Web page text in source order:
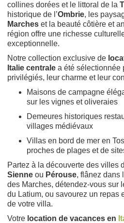
collines dorées et le littoral de la
historique de l’Ombrie, les
Marches et la beauté côtière et
région offre une richesse
exceptionnelle.
Notre collection exclusive de
Italie centrale a été sélectionnée
privilégiés, leur charme et leur
Maisons de campagne
sur les vignes et oliveraies
Demeures historiques
villages médiévaux
Villas en bord de mer en
proches de plages et de
Partez à la découverte des villes
Sienne ou Pérouse, flânez dans
des Marches, détendez-vous sur
du Latium, ou savourez un repas
de votre villa.
Votre location de vacances en